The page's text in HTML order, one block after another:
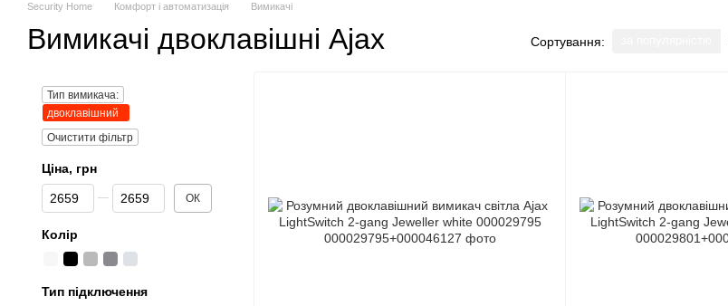
Security Home Комфорт і автоматизація Вимикачі
Вимикачі двоклавішні Аjax Сортування:
Тип вимикача:
двоклавішний
Очистити фільтр
Ціна, грн
Від Ціна, грн
До Ціна, грн ОК
Колір
Тип підключення